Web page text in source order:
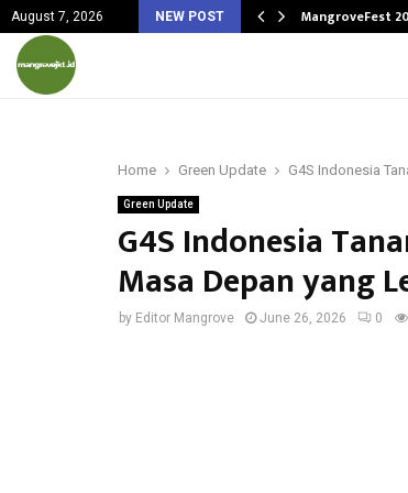
August 7, 2026 NEW POST
Menginspirasi… MangroveFest
Home Green Update G4S Indonesia
Green Update
G4S Indonesia
Masa Depan yang
by Editor Mangrove June 26, 2026 0